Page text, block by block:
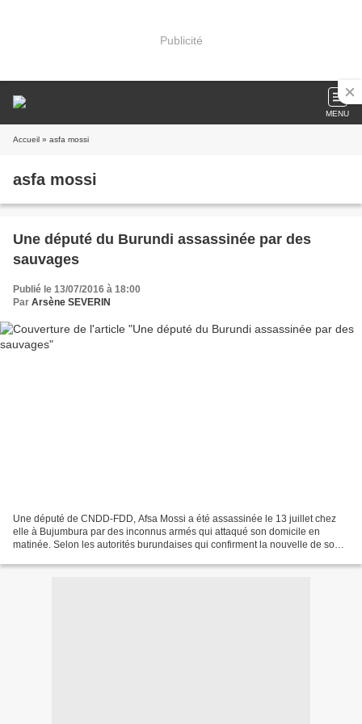
Publicité
MENU
Accueil » asfa mossi
asfa mossi
Une député du Burundi assassinée par des
sauvages
Publié le 13/07/2016 à 18:00
Par Arsène SEVERIN
Une député de CNDD-FDD, Afsa Mossi a été assassinée le 13 juillet chez
elle à Bujumbura par des inconnus armés qui attaqué son domicile en
matinée. Selon les autorités burundaises qui confirment la nouvelle de son